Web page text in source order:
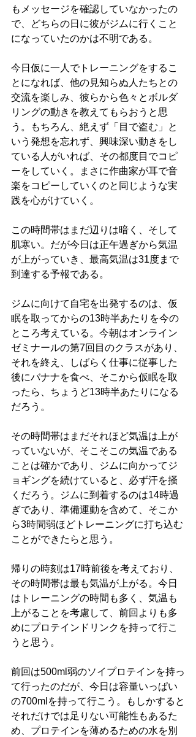
もメッセージを確認していなかったの
で、どちらの日に彼がジムに行くこと
になっていたのかは不明である。
今日仮に一人でトレーニングをするこ
とになれば、他の見知らぬ人たちとの
交流を楽しみ、彼らから色々とボルダ
リングの動きを教えてもらおうと思
う。もちろん、絶えず「目で盗む」と
いう発想を忘れず、興味深い動きをし
ている人がいれば、その都度目でコピ
ーをしていく。まさに作曲家が耳で音
楽をコピーしていくのと同じような実
践を心がけていく。
この時間帯はまだ辺りは暗く、そして
肌寒い。だが今日は正午過ぎから気温
が上がっていき、最高気温は31度まで
到達する予報である。
ジムに向けて自宅を出発するのは、仮
眠を取ってからの13時半あたりを今の
ところ考えている。今朝はオンライン
ゼミナールの第7回目のクラスがあり、
それを終え、しばらく仕事に従事した
後にバナナを食べ、そこから仮眠を取
ったら、ちょうど13時半あたりになる
だろう。
その時間帯はまだそれほど気温は上が
っていないが、そこそこの気温である
ことは確かであり、ジムに向かってジ
ョギングを続けていると、必ず汗を掻
くだろう。ジムに到着するのは14時過
ぎであり、準備運動を含めて、そこか
ら3時間弱ほどトレーニングに打ち込む
ことができたらと思う。
帰りの時刻は17時前後を考えており、
その時間帯は最も気温が上がる。今日
はトレーニングの時間も多く、気温も
上がることを考慮して、前回よりも多
めにプロテインドリンクを持って行こ
うと思う。
前回は500ml弱のソイプロテインを持っ
て行ったのだが、今日は容量いっぱい
の700mlを持って行こう。もしかすると
それだけでは足りない可能性もあるた
め、プロテインを薄めるための水を別